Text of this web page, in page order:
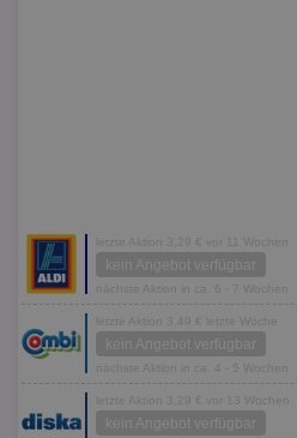
letzte Aktion 3,29 € vor 11 Wochen
kein Angebot verfügbar
nächste Aktion in ca. 6 - 7 Wochen
letzte Aktion 3,49 € letzte Woche
kein Angebot verfügbar
nächste Aktion in ca. 4 - 5 Wochen
letzte Aktion 3,29 € vor 13 Wochen
kein Angebot verfügbar